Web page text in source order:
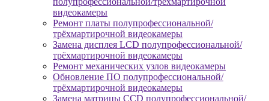
видеокамеры
Ремонт платы полупрофессиональной/
трёхмартирочной видеокамеры
Замена дисплея LCD полупрофессиональной/
трёхмартирочной видеокамеры
Ремонт механических узлов видеокамеры
Обновление ПО полупрофессиональной/
трёхмартирочной видеокамеры
Замена матрицы CCD полупрофессиональной/